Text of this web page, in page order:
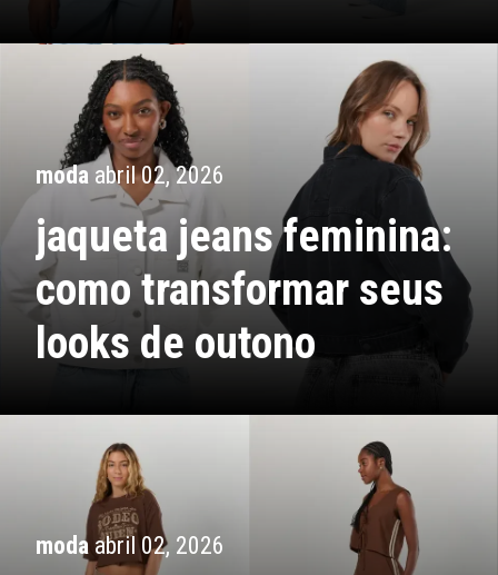
moda abril 02, 2026
jaqueta jeans feminina:
como transformar seus
looks de outono
moda abril 02, 2026